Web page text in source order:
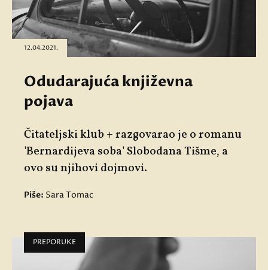
12.04.2021.
Odudarajuća književna
pojava
Čitateljski klub + razgovarao je o romanu
'Bernardijeva soba' Slobodana Tišme, a
ovo su njihovi dojmovi.
Piše: Sara Tomac
PREPORUKE